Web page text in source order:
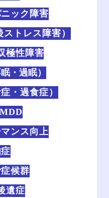
ック障害
トレス障害）
極性障害
・過眠）
・過食症）
ンス向上
候群
遺症